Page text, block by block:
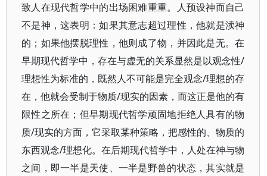
致人在现代哲学中的出场困难重重。人预设神而自己
不是神，这表明：如果其意志超过理性，他就是渎神
的；如果他摆脱理性，他则成了物，并因此是无。在
早期现代哲学中，存在与虚无的关系显然是以观念性/
理想性为标准的，既然人不可能是完全观念/理想的存
在，他就会受制于物质/现实的因素，而这正是他的有
限性之所在；但早期现代哲学顽固地拒绝人具有的物
质/现实的方面，它采取某种策略，把感性的、物质的
东西观念/理想化。在后期现代哲学中，人处在神与物
之间，即一半是天使、一半是野兽的状态，其实就是